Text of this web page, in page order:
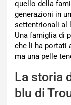
quello della
generazioni in
settentrionali al
Una famiglia di
che li ha portati
ma una pelle
La storia
blu di